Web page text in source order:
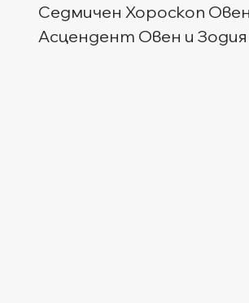
Седмичен Хороскоп Овен
Асцендент Овен и